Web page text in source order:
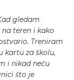
gledam
teren i kako
Treniram
kartu za školu,
i nikad neću
što je